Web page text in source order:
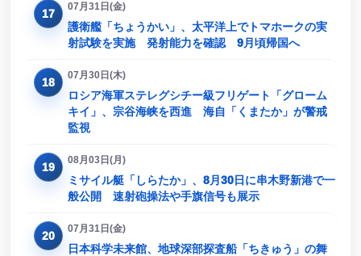
17
07月31日(金)
護衛艦「ちょうかい」、太平洋上でトマホークの実
射試験を実施 発射能力を確認 9月頃帰国へ
18
07月30日(木)
ロシア海軍ステレグシチー級フリゲート「グローム
キイ」、宗谷海峡を西進 海自「くまたか」が警戒
監視
19
08月03日(月)
ミサイル艇「しらたか」、8月30日に串木野新港で一
般公開 速射砲操法や手旗信号も展示
20
07月31日(金)
日本科学未来館、地球深部探査船「ちきゅう」の舞